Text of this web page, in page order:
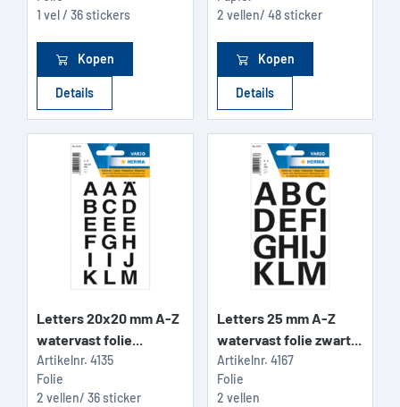
1 vel / 36 stickers
Kopen
Details
2 vellen/ 48 sticker
Kopen
Details
Letters 20x20 mm A-Z
watervast folie...
Artikelnr. 4135
Folie
2 vellen/ 36 sticker
Letters 25 mm A-Z
watervast folie zwart...
Artikelnr. 4167
Folie
2 vellen